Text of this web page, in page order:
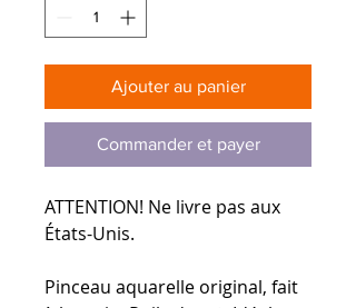
Ajouter au panier
Commander et payer
ATTENTION! Ne livre pas aux
États-Unis.
Pinceau aquarelle original, fait